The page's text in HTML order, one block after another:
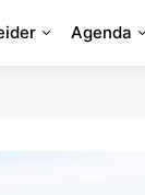
Agenda